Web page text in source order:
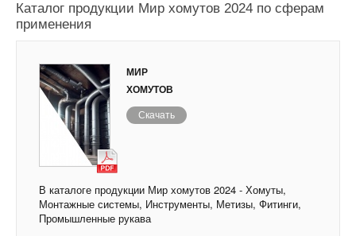
Каталог продукции Мир хомутов 2024 по сферам
применения
МИР
ХОМУТОВ
Скачать
В каталоге продукции Мир хомутов 2024 - Хомуты,
Монтажные системы, Инструменты, Метизы, Фитинги,
Промышленные рукава